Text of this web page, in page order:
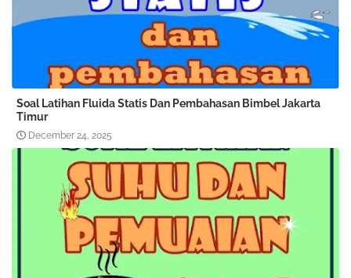
Soal Latihan Fluida Statis Dan Pembahasan Bimbel Jakarta
Timur
December 24, 2025